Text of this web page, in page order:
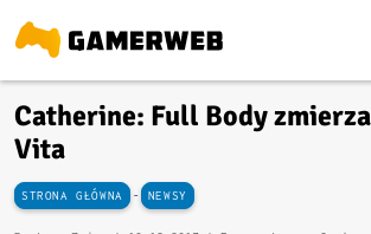
Catherine: Full Body zmierza
Vita
STRONA GŁÓWNA - NEWSY